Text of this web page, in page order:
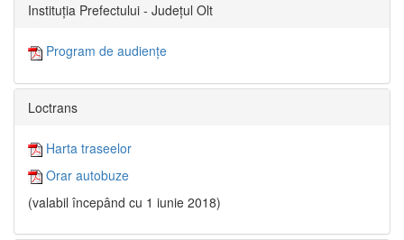
Instituția Prefectului - Județul Olt
Program de audiențe
Loctrans
Harta traseelor
Orar autobuze
(valabil începând cu 1 iunie 2018)